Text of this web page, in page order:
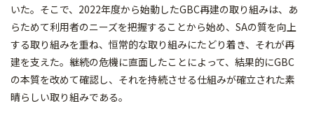
いた。そこで、2022年度から始動したGBC再建の取り組みは、あ
らためて利用者のニーズを把握することから始め、SAの質を向上
する取り組みを重ね、恒常的な取り組みにたどり着き、それが再
建を支えた。継続の危機に直面したことによって、結果的にGBC
の本質を改めて確認し、それを持続させる仕組みが確立された素
晴らしい取り組みである。